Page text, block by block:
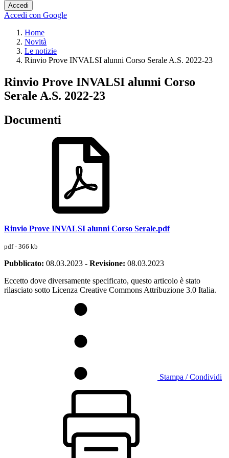
Accedi
Accedi con Google
Home
Novità
Le notizie
Rinvio Prove INVALSI alunni Corso Serale A.S. 2022-23
Rinvio Prove INVALSI alunni Corso
Serale A.S. 2022-23
Documenti
Rinvio Prove INVALSI alunni Corso Serale.pdf
pdf - 366 kb
Pubblicato: 08.03.2023 - Revisione: 08.03.2023
Eccetto dove diversamente specificato, questo articolo è stato
rilasciato sotto Licenza Creative Commons Attribuzione 3.0 Italia.
Stampa / Condividi